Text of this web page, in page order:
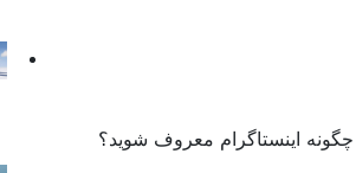
چگونه اینستاگرام معروف شوید؟